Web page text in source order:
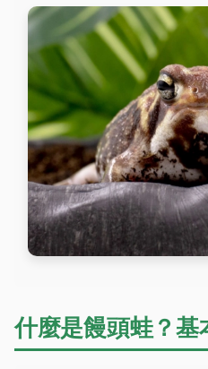
什麼是饅頭蛙？